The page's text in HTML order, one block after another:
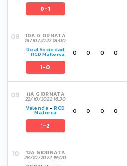
0-1
10A GIORNATA
19/10/2022 18:00
Real Sociedad
- RCD Mallorca
1-0
0 0 0 0
11A GIORNATA
22/10/2022 16:30
Valencia -RCD
Mallorca
1-2
0 0 0 0
12A GIORNATA
28/10/2022 19:00